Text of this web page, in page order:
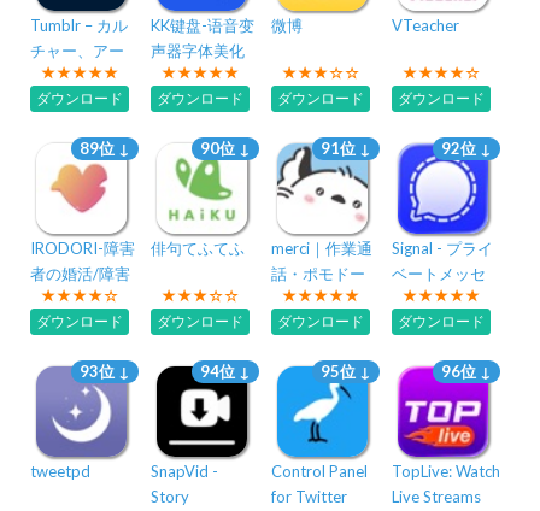
Tumblr – カル
チャー、アー
ト、カオス
ダウンロード
KK键盘-语音变
声器字体美化
表情包输入法
ダウンロード
微博
ダウンロード
VTeacher
ダウンロード
89位 ↓
IRODORI-障害
者の婚活/障害
者の出会いマ
ッチングアプ
ダウンロード
90位 ↓
俳句てふてふ
ダウンロード
91位 ↓
merci｜作業通
話・ポモドー
ロ・スマホ制
限・友達作り
ダウンロード
92位 ↓
Signal - プライ
ベートメッセ
ンジャー
ダウンロード
93位 ↓
tweetpd
94位 ↓
SnapVid -
Story
95位 ↓
Control Panel
for Twitter
96位 ↓
TopLive: Watch
Live Streams